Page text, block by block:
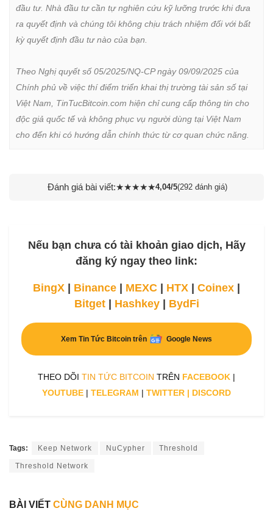
đầu tư. Nhà đầu tư cần tự nghiên cứu kỹ lưỡng trước khi đưa
ra quyết định và chúng tôi không chịu trách nhiệm đối với bất
kỳ quyết định đầu tư nào của bạn.
Theo Nghị quyết số 05/2025/NQ-CP ngày 09/09/2025 của
Chính phủ về việc thí điểm triển khai thị trường tài sản số tại
Việt Nam, TinTucBitcoin.com hiện chỉ cung cấp thông tin cho
độc giả quốc tế và không phục vụ người dùng tại Việt Nam
cho đến khi có hướng dẫn chính thức từ cơ quan chức năng.
Đánh giá bài viết:★★★★★4,04/5(292 đánh giá)
Nếu bạn chưa có tài khoản giao dịch, Hãy
đăng ký ngay theo link:
BingX Binance MEXC HTX Coinex
Bitget| Hashkey| BydFi
Xem Tin Tức Bitcoin trên Google News
THEO DÕI TIN TỨC BITCOIN TRÊN FACEBOOK |
YOUTUBE | TELEGRAM | TWITTER | DISCORD
Tags: Keep Network NuCypher Threshold
Threshold Network
BÀI VIẾT CÙNG DANH MỤC